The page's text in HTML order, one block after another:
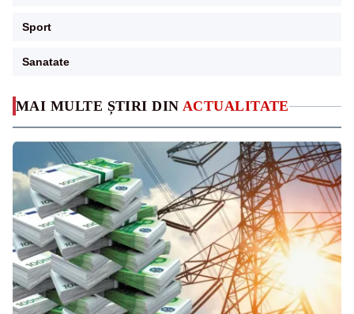
MAI MULTE ȘTIRI DIN ACTUALITATE
Sport
Sanatate